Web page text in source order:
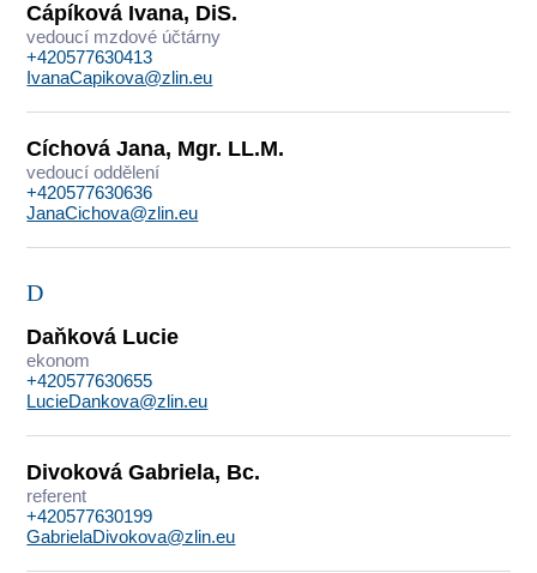
Cápíková Ivana, DiS.
vedoucí mzdové účtárny
+420577630413
IvanaCapikova@zlin.eu
Cíchová Jana, Mgr. LL.M.
vedoucí oddělení
+420577630636
JanaCichova@zlin.eu
D
Daňková Lucie
ekonom
+420577630655
LucieDankova@zlin.eu
Divoková Gabriela, Bc.
referent
+420577630199
GabrielaDivokova@zlin.eu